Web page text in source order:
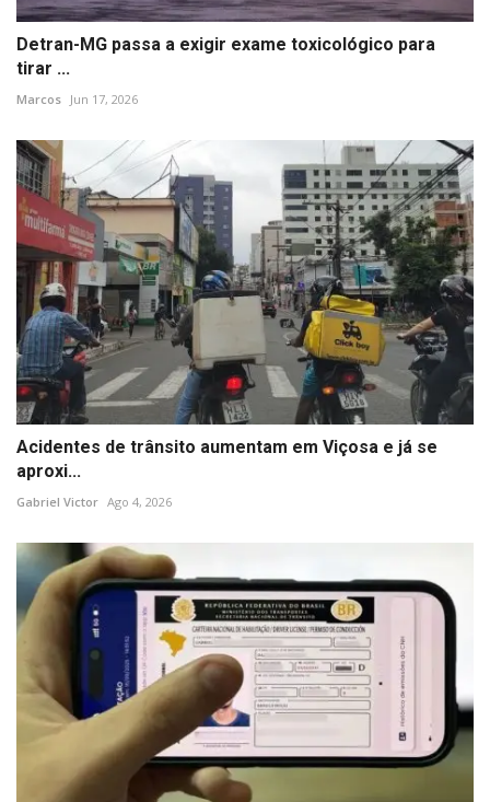
Detran-MG passa a exigir exame toxicológico para
tirar ...
Marcos Jun 17, 2026
Acidentes de trânsito aumentam em Viçosa e já se
aproxi...
Gabriel Victor Ago 4, 2026